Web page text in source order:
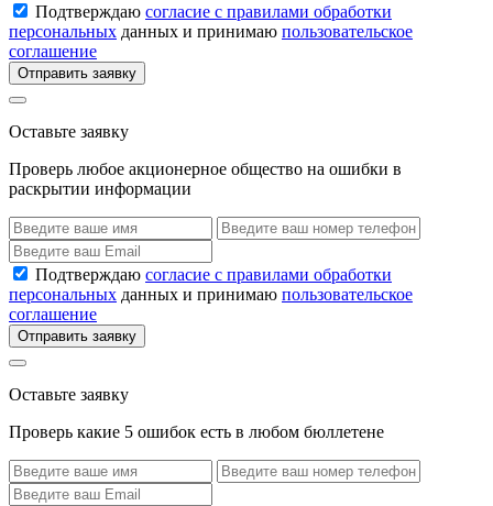
Подтверждаю согласие с правилами обработки
персональных данных и принимаю пользовательское
соглашение
Отправить заявку
Оставьте заявку
Проверь любое акционерное общество на ошибки в
раскрытии информации
Подтверждаю согласие с правилами обработки
персональных данных и принимаю пользовательское
соглашение
Отправить заявку
Оставьте заявку
Проверь какие 5 ошибок есть в любом бюллетене